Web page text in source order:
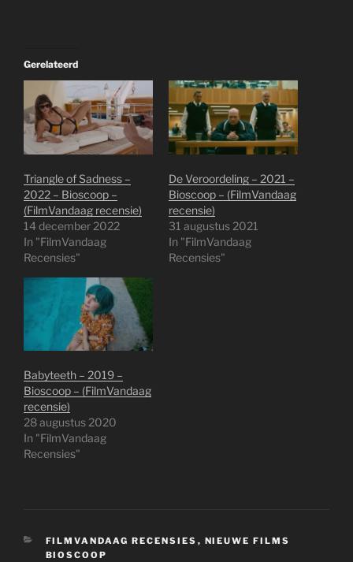
Gerelateerd
Triangle of Sadness –
2022 – Bioscoop –
(FilmVandaag recensie)
14 december 2022
In "FilmVandaag
Recensies"
De Veroordeling – 2021 –
Bioscoop – (FilmVandaag
recensie)
31 augustus 2021
In "FilmVandaag
Recensies"
Babyteeth – 2019 –
Bioscoop – (FilmVandaag
recensie)
28 augustus 2020
In "FilmVandaag
Recensies"
CATEGORIEËN
FILMVANDAAG RECENSIES , NIEUWE FILMS
BIOSCOOP